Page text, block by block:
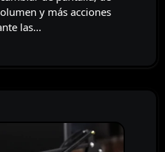
y más acciones
las…